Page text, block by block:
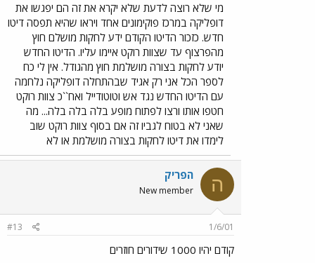
מי שלא רוצה לדעת שלא יקרא את זה הם יפגשו את
דופליקה במרכז פוקימונים אחד ויראו שהיא תפסה דיטו
חדש. כזכור הדיטו הקודם ידע לחקות מושלם חוץ
מהפרצוף עד שצוות רוקט איימו עליו. הדיטו החדש
יודע לחקות בצורה מושלמת חוץ מהגודל. אין לי כח
לספר הכל אני רק אגיד שבהתחלה דופליקה נלחמה
עם הדיטו החדש נגד אש וטוטודייל ואח``כ צוות רוקט
חטפו אותו ורצו לפתוח מופע בלה בלה בלה... מה
שאני לא בטוח לגביו זה אם בסוף צוות רוקט שוב
לימדו את דיטו לחקות בצורה מושלמת או לא
ה הפריק
New member
1/6/01
#13
קודם יהיו 1000 שידורים חוזרים